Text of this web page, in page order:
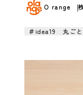
O range
＃idea19 丸ごと